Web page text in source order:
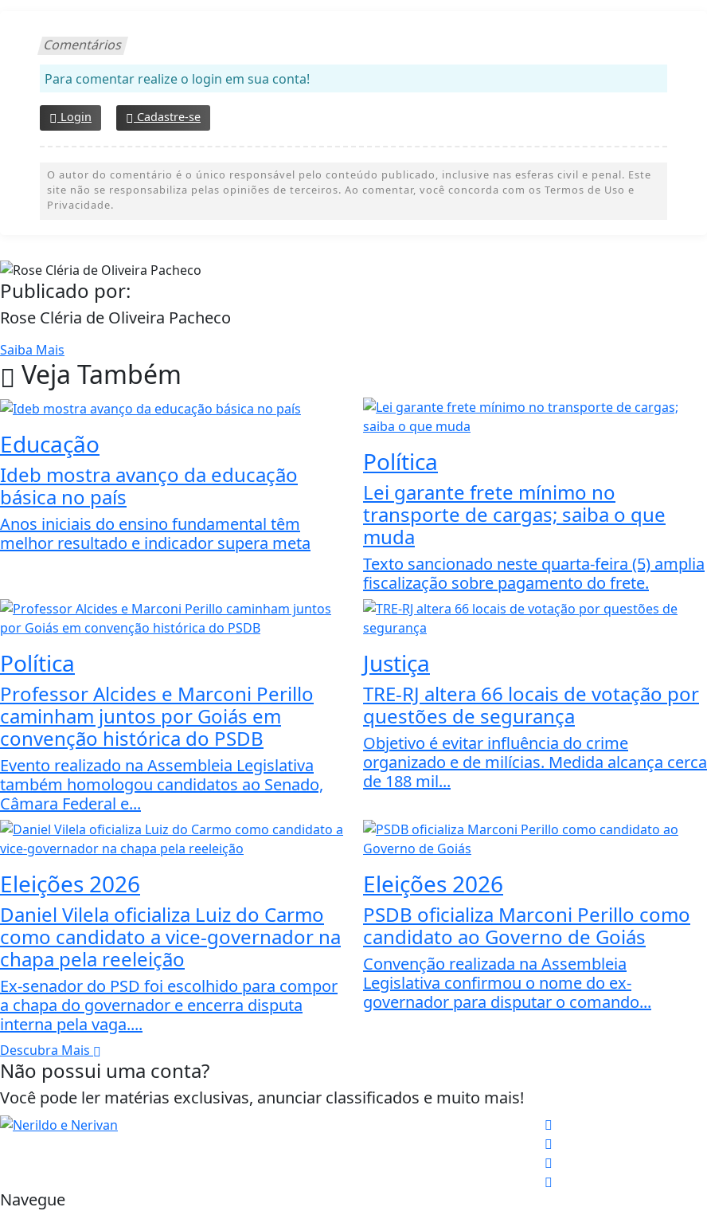
Comentários
Para comentar realize o login em sua conta!
Login Cadastre-se
O autor do comentário é o único responsável pelo conteúdo publicado, inclusive nas esferas civil e penal. Este
site não se responsabiliza pelas opiniões de terceiros. Ao comentar, você concorda com os Termos de Uso e
Privacidade.
Publicado por:
Rose Cléria de Oliveira Pacheco
Saiba Mais
Veja Também
Educação
Ideb mostra avanço da educação
básica no país
Anos iniciais do ensino fundamental têm
melhor resultado e indicador supera meta
Política
Lei garante frete mínimo no
transporte de cargas; saiba o que
muda
Texto sancionado neste quarta-feira (5) amplia
fiscalização sobre pagamento do frete.
Política
Professor Alcides e Marconi Perillo
caminham juntos por Goiás em
convenção histórica do PSDB
Evento realizado na Assembleia Legislativa
também homologou candidatos ao Senado,
Câmara Federal e...
Justiça
TRE-RJ altera 66 locais de votação por
questões de segurança
Objetivo é evitar influência do crime
organizado e de milícias. Medida alcança cerca
de 188 mil...
Eleições 2026
Daniel Vilela oficializa Luiz do Carmo
como candidato a vice-governador na
chapa pela reeleição
Ex-senador do PSD foi escolhido para compor
a chapa do governador e encerra disputa
interna pela vaga....
Eleições 2026
PSDB oficializa Marconi Perillo como
candidato ao Governo de Goiás
Convenção realizada na Assembleia
Legislativa confirmou o nome do ex-
governador para disputar o comando...
Descubra Mais
Não possui uma conta?
Você pode ler matérias exclusivas, anunciar classificados e muito mais!
Navegue